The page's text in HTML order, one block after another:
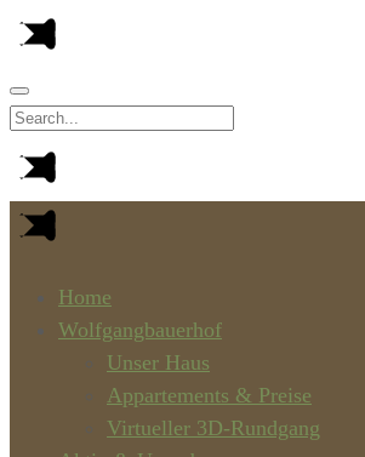
Home
Wolfgangbauerhof
Unser Haus
Appartements & Preise
Virtueller 3D-Rundgang